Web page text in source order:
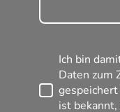
Ich bin
Daten zum
ist